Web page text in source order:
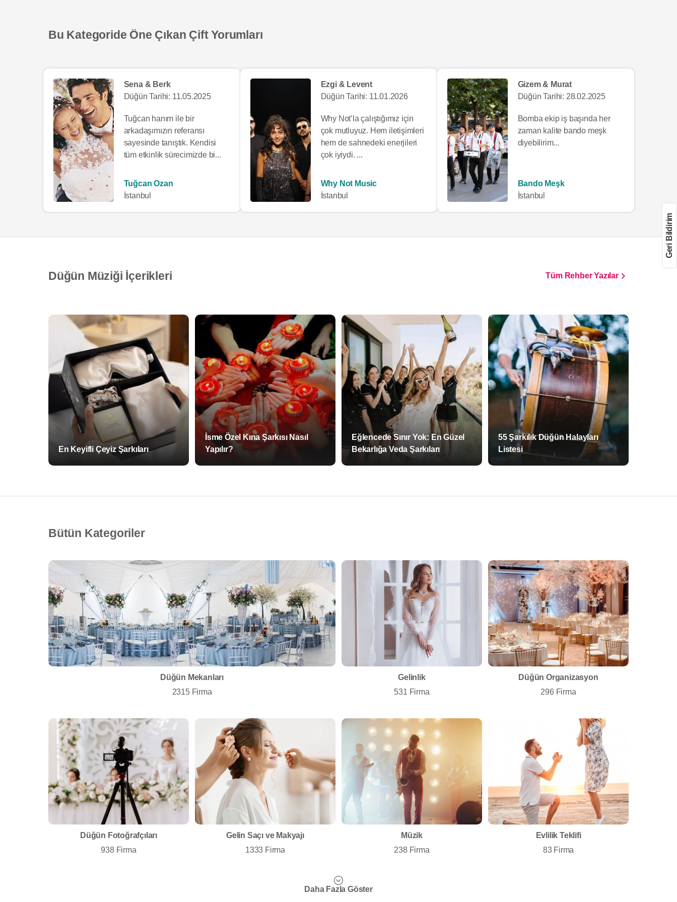
Bu Kategoride Öne Çıkan Çift Yorumları
Sena & Berk
Düğün Tarihi: 11.05.2025
Tuğcan hanım ile bir
arkadaşımızın referansı
sayesinde tanıştık. Kendisi
tüm etkinlik sürecimizde bi...
Tuğcan Ozan
İstanbul
Ezgi & Levent
Düğün Tarihi: 11.01.2026
Why Not’la çalıştığımız için
çok mutluyuz. Hem iletişimleri
hem de sahnedeki enerjileri
çok iyiydi. ...
Why Not Music
İstanbul
Gizem & Murat
Düğün Tarihi: 28.02.2025
Bomba ekip iş başında her
zaman kalite bando meşk
diyebilirim...
Bando Meşk
İstanbul
Düğün Müziği İçerikleri Tüm Rehber Yazılar
En Keyifli Çeyiz Şarkıları
İsme Özel Kına Şarkısı Nasıl
Yapılır?
Eğlencede Sınır Yok: En Güzel
Bekarlığa Veda Şarkıları
55 Şarkılık Düğün Halayları
Listesi
Bütün Kategoriler
Düğün Mekanları
2315 Firma
Gelinlik
531 Firma
Düğün Organizasyon
296 Firma
Düğün Fotoğrafçıları
938 Firma
Gelin Saçı ve Makyajı
1333 Firma
Müzik
238 Firma
Evlilik Teklifi
83 Firma
Daha Fazla Göster
Geri Bildirim